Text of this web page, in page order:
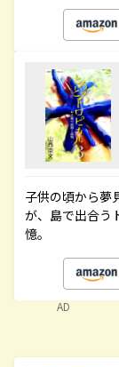
子供の頃から夢
が、島で出合う
憶。
AD